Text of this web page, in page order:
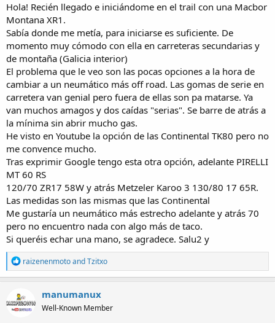
Hola! Recién llegado e iniciándome en el trail con una Macbor
Montana XR1.
Sabía donde me metía, para iniciarse es suficiente. De
momento muy cómodo con ella en carreteras secundarias y
de montaña (Galicia interior)
El problema que le veo son las pocas opciones a la hora de
cambiar a un neumático más off road. Las gomas de serie en
carretera van genial pero fuera de ellas son pa matarse. Ya
van muchos amagos y dos caídas "serias". Se barre de atrás a
la mínima sin abrir mucho gas.
He visto en Youtube la opción de las Continental TK80 pero no
me convence mucho.
Tras exprimir Google tengo esta otra opción, adelante PIRELLI
MT 60 RS
120/70 ZR17 58W y atrás Metzeler Karoo 3 130/80 17 65R.
Las medidas son las mismas que las Continental
Me gustaría un neumático más estrecho adelante y atrás 70
pero no encuentro nada con algo más de taco.
Si queréis echar una mano, se agradece. Salu2 y
R
e
a
t
i
raizenenmotoandTzitxo
manumanux
Well-Known Member